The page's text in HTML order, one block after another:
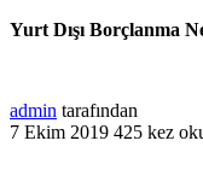
Yurt Dışı Borçlanma
admin tarafından
7 Ekim 2019 425 kez